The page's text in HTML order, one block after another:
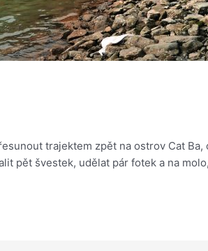
trajektem zpět na ostrov Cat
pět švestek, udělat pár fotek a na